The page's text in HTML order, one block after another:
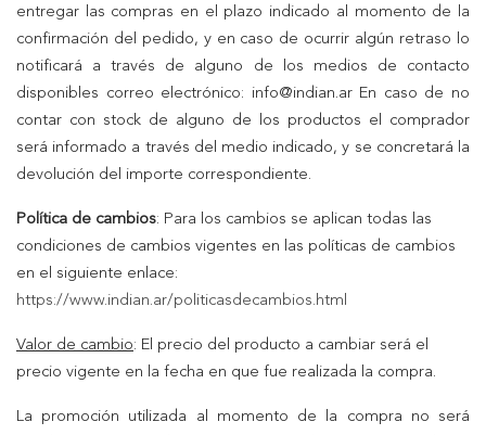
entregar las compras en el plazo indicado al momento de la
confirmación del pedido, y en caso de ocurrir algún retraso lo
notificará a través de alguno de los medios de contacto
disponibles correo electrónico: info@indian.ar En caso de no
contar con stock de alguno de los productos el comprador
será informado a través del medio indicado, y se concretará la
devolución del importe correspondiente.
Política de cambios: Para los cambios se aplican todas las
condiciones de cambios vigentes en las políticas de cambios
en el siguiente enlace:
https://www.indian.ar/politicasdecambios.html
Valor de cambio: El precio del producto a cambiar será el
precio vigente en la fecha en que fue realizada la compra.
La promoción utilizada al momento de la compra no será